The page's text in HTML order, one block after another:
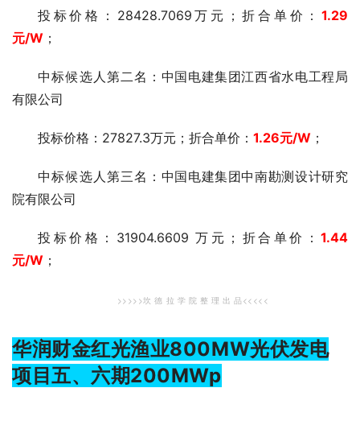
投标价格：28428.7069万元；折合单价： 1.29
元/W ；
中标候选人第二名：中国电建集团江西省水电工程局
有限公司
投标价格：27827.3万元；折合单价： 1.26元/W ；
中标候选人第三名：中国电建集团中南勘测设计研究
院有限公司
投标价格：31904.6609 万元；折合单价： 1.44
元/W ；
>>>>>坎 德 拉 学 院 整 理 出 品<<<<<
华润财金红光渔业800MW光伏发电
项目五、六期200MWp